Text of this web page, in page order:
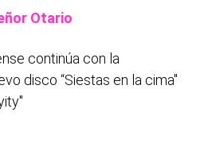
Otario
continúa con la
disco “Siestas en la cima"